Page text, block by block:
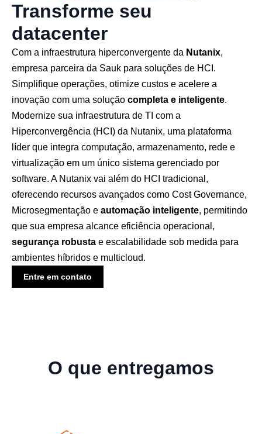
Transforme seu
datacenter
Com a infraestrutura hiperconvergente da Nutanix,
empresa parceira da Sauk para soluções de HCI.
Simplifique operações, otimize custos e acelere a
inovação com uma solução completa e inteligente.
Modernize sua infraestrutura de TI com a
Hiperconvergência (HCI) da Nutanix, uma plataforma
líder que integra computação, armazenamento, rede e
virtualização em um único sistema gerenciado por
software. A Nutanix vai além do HCI tradicional,
oferecendo recursos avançados como Cost Governance,
Microsegmentação e automação inteligente, permitindo
que sua empresa alcance eficiência operacional,
segurança robusta e escalabilidade sob medida para
ambientes híbridos e multicloud.
Entre em contato
O que entregamos